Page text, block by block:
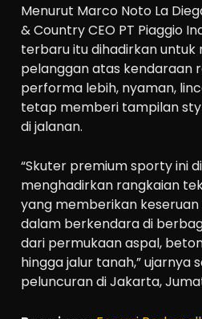
Menurut Marco Noto La
& Country CEO PT Piaggio
terbaru itu dihadirkan untuk
pelanggan atas kendaraan
performa lebih, nyaman,
tetap memberi tampilan
di jalanan.
“Skuter premium sporty ini
menghadirkan rangkaian
yang memberikan
dalam berkendara di
dari permukaan aspal,
hingga jalur tanah,” ujarnya
peluncuran di Jakarta,